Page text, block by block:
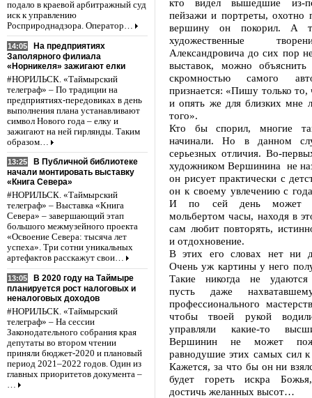
подало в краевой арбитражный суд
иск к управлению
Росприроднадзора. Оператор…
14:05
На предприятиях
Заполярного филиала
«Норникеля» зажигают елки
#НОРИЛЬСК. «Таймырский
телеграф» – По традиции на
предприятиях-передовиках в день
выполнения плана устанавливают
символ Нового года – елку и
зажигают на ней гирлянды. Таким
образом…
13:25
В Публичной библиотеке
начали монтировать выставку
«Книга Севера»
#НОРИЛЬСК. «Таймырский
телеграф» – Выставка «Книга
Севера» – завершающий этап
большого межмузейного проекта
«Освоение Севера: тысяча лет
успеха». Три сотни уникальных
артефактов расскажут свои…
13:05
В 2020 году на Таймыре
планируется рост налоговых и
неналоговых доходов
#НОРИЛЬСК. «Таймырский
телеграф» – На сессии
Законодательного собрания края
депутаты во втором чтении
приняли бюджет-2020 и плановый
период 2021–2022 годов. Один из
главных приоритетов документа –
…
кто видел вышедшие из-
пейзажи и портреты, охотно
вершину он покорил. А
художественные
Александровича до сих пор
выставок, можно объяснить
скромностью самого
признается: «Пишу только то,
и опять же для близких мне
того».
Кто бы спорил, многие
начинали. Но в данном
серьезных отличия. Во-
художником Вершинина не
он рисует практически с
он к своему увлечению с
И по сей день может
мольбертом часы, находя в
сам любит повторять,
и отдохновение.
В этих его словах нет ни
Очень уж картины у него
Такие никогда не удаются
пусть даже
профессионального
чтобы твоей рукой
управляли какие-то
Вершинин не может
равнодушие этих самых сил к
Кажется, за что бы он ни
будет гореть искра
достичь желанных высот…